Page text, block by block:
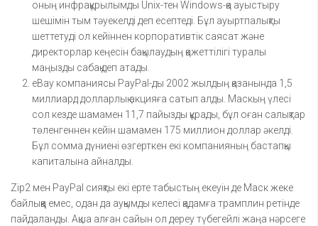
оның инфрақұрылымды Unix-тен Windows-қа ауыстыру
шешімін тым тәуекелді деп есептеді. Бұл ауыртпалықты
шеттетуді ол кейіннен корпоративтік саясат және
директорлар кеңесін бақылаудың қажеттілігі туралы
маңызды сабақ деп атады.
eBay компаниясы PayPal-ды 2002 жылдың қазанында 1,5
миллиард долларлық акцияға сатып алды. Маскың үлесі
сол кезде шамамен 11,7 пайызды құрады, бұл оған салықтар
төленгеннен кейін шамамен 175 миллион доллар әкелді.
Бұл сомма дүниені өзгерткен екі компанияның бастапқы
капиталына айналды.
Zip2 мен PayPal сияқты екі ерте табыстың екеуін де Маск жеке
байлыққа емес, одан да ауқымды келесі қадамға трамплин ретінде
пайдаланды. Ақша алған сайын ол дереу түбегейлі жаңа нәрсеге